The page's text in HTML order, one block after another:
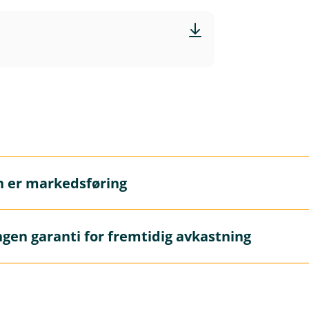
er markedsføring
personlig rådgivning. Hvis du ønsker rådgivning fra en
garanti for fremtidig avkastning